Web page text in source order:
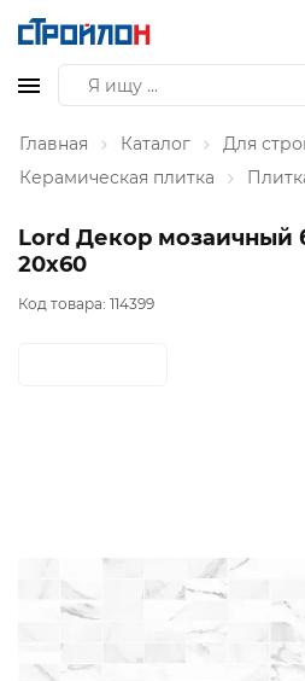
Главная Каталог
Для
Керамическая плитка
Lord Декор мозаичный
20х60
Код товара: 114399